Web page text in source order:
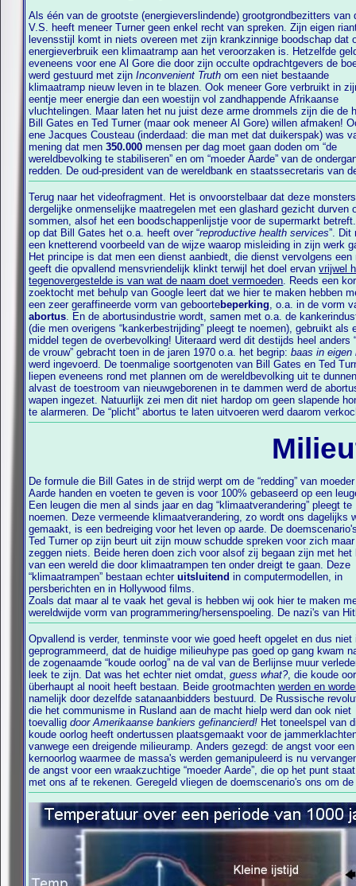
Als één van de grootste (energieverslindende) grootgrondbezitters van
V.S. heeft meneer Turner geen enkel recht van spreken. Zijn eigen riante
levensstijl komt in niets overeen met zijn krankzinnige boodschap dat
energieverbruik een klimaatramp aan het veroorzaken is. Hetzelfde
eveneens voor ene Al Gore die door zijn occulte opdrachtgevers de boer op
werd gestuurd met zijnInconvenient Truth om een niet bestaande
klimaatramp nieuw leven in te blazen. Ook meneer Gore verbruikt in zijn
eentje meer energie dan een woestijn vol zandhappende Afrikaanse
vluchtelingen. Maar laten het nu juist deze arme drommels zijn die de
Bill Gates en Ted Turner (maar ook meneer Al Gore) willen afmaken! Ook
ene Jacques Cousteau (inderdaad: die man met dat duikerspak) was
mening dat men350.000 mensen per dag moet gaan doden om “de
wereldbevolking te stabiliseren” en om “moeder Aarde” van de ondergang te
redden. De oud-president van de wereldbank en staatssecretaris van
Terug naar het videofragment. Het is onvoorstelbaar dat deze monsters
dergelijke onmenselijke maatregelen met een glashard gezicht durven op te
sommen, alsof het een boodschappenlijstje voor de supermarkt
op dat Bill Gates het o.a. heeft over “reproductive health services”. Dit
een knetterend voorbeeld van de wijze waarop misleiding in zijn werk gaat.
Het principe is dat men een dienst aanbiedt, die dienst vervolgens een naam
geeft die opvallend mensvriendelijk klinkt terwijl het doel ervanvrijwel
tegenovergestelde is van wat de naam doet vermoeden . Reeds een
zoektocht met behulp van Google leert dat we hier te maken hebben
een zeer geraffineerde vorm van geboortebeperking , o.a. in de vorm
abortus . En de abortusindustrie wordt, samen met o.a. de kankerindustrie
(die men overigens “kankerbestrijding” pleegt te noemen), gebruikt als een
middel tegen de overbevolking! Uiteraard werd dit destijds heel anders
de vrouw” gebracht toen in de jaren 1970 o.a. het begrip:baas in eigen
werd ingevoerd. De toenmalige soortgenoten van Bill Gates en Ted Turner
liepen eveneens rond met plannen om de wereldbevolking uit te
alvast de toestroom van nieuwgeborenen in te dammen werd de abortus als
wapen ingezet. Natuurlijk zei men dit niet hardop om geen slapende
te alarmeren. De “plicht” abortus te laten uitvoeren werd daarom verkocht als
De formule die Bill Gates in de strijd werpt om de “redding” van moeder
Aarde handen en voeten te geven is voor 100% gebaseerd op een leugen.
Een leugen die men al sinds jaar en dag “klimaatverandering” pleegt te
noemen. Deze vermeende klimaatverandering, zo wordt ons dagelijks
gemaakt, is een bedreiging voor het leven op aarde. De doemscenario's die
Ted Turner op zijn beurt uit zijn mouw schudde spreken voor zich maar
zeggen niets. Beide heren doen zich voor alsof zij begaan zijn met het lot
van een wereld die door klimaatrampen ten onder dreigt te gaan. Deze
“klimaatrampen” bestaan echteruitsluitend in computermodellen, in
persberichten en in Hollywood films.
Zoals dat maar al te vaak het geval is hebben wij ook hier te maken
wereldwijde vorm van programmering/hersenspoeling. De nazi's van Hitler
Opvallend is verder, tenminste voor wie goed heeft opgelet en dus niet
geprogrammeerd, dat de huidige milieuhype pas goed op gang kwam nadat
de zogenaamde “koude oorlog” na de val van de Berlijnse muur
leek te zijn. Dat was het echter niet omdat,guess what?, die koude
überhaupt al nooit heeft bestaan. Beide grootmachtenwerden en
namelijk door dezelfde satanaanbidders bestuurd. De Russische
die het communisme in Rusland aan de macht hielp werd dan ook niet
toevalligdoor Amerikaanse bankiers gefinancierd!
koude oorlog heeft ondertussen plaatsgemaakt voor de
vanwege een dreigende milieuramp. Anders gezegd: de angst voor een
kernoorlog waarmee de massa's werden gemanipuleerd is nu
de angst voor een wraakzuchtige “moeder Aarde”, die op het punt staat om
met ons af te rekenen. Geregeld vliegen de doemscenario's ons om de oren.